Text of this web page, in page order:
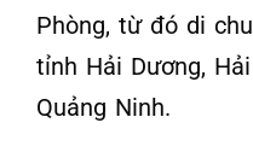
Phòng, từ đó di
tỉnh Hải Dương,
Quảng Ninh.